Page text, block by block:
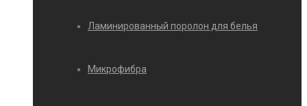
Ламинированный поролон для белья
Микрофибра